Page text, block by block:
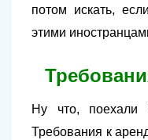
потом искать,
этими
Ну что, поехали
Требования к